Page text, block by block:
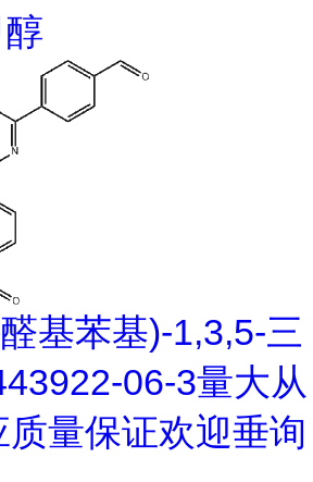
基苯基)-1,3,5-三
06-3量大从
量保证欢迎垂询